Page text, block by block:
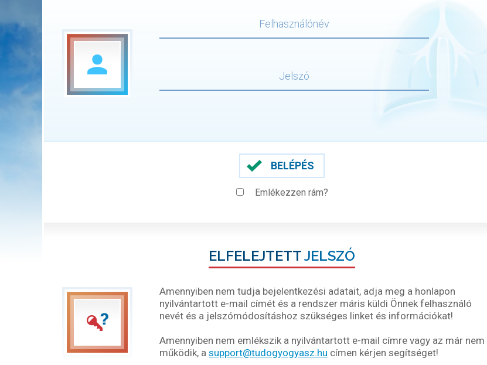
BELÉPÉS
Emlékezzen rám?
ELFELEJTETTJELSZÓ
Amennyiben nem tudja bejelentkezési adatait, adja meg a honlapon
nyilvántartott e-mail címét és a rendszer máris küldi Önnek felhasználó
nevét és a jelszómódosításhoz szükséges linket és információkat!
Amennyiben nem emlékszik a nyilvántartott e-mail címre vagy az már nem
működik, a support@tudogyogyasz.hu címen kérjen segítséget!